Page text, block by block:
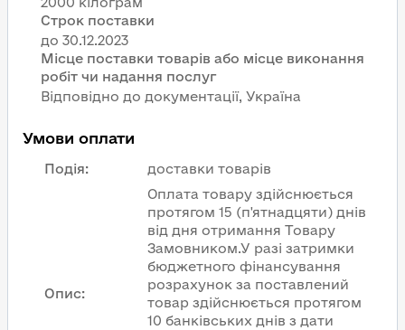
Строк поставки
Місце поставки товарів або місце виконання
робіт чи надання послуг
Відповідно до документації, Україна
Умови оплати
Подія: доставки товарів
Опис:
Оплата товару здійснюється
протягом 15 (п'ятнадцяти) днів
від дня отримання Товару
Замовником.У разі затримки
бюджетного фінансування
розрахунок за поставлений
товар здійснюється протягом
10 банківських днів з дати